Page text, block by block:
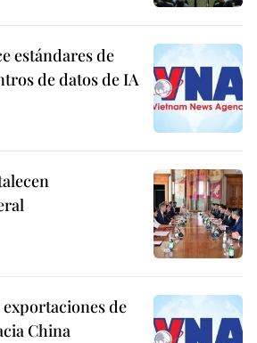
estándares de
de datos de IA
de
China